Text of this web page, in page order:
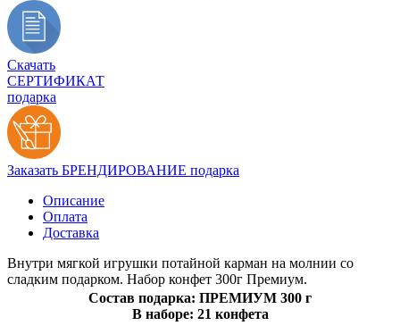
Скачать
СЕРТИФИКАТ
подарка
Заказать БРЕНДИРОВАНИЕ подарка
Описание
Оплата
Доставка
Внутри мягкой игрушки потайной карман на молнии со
сладким подарком. Набор конфет 300г Премиум.
Состав подарка: ПРЕМИУМ 300 г
В наборе: 21 конфета